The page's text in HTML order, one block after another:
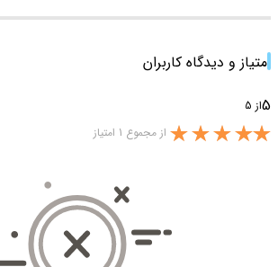
امتیاز و دیدگاه کاربران
5از 5
از مجموع 1 امتیاز